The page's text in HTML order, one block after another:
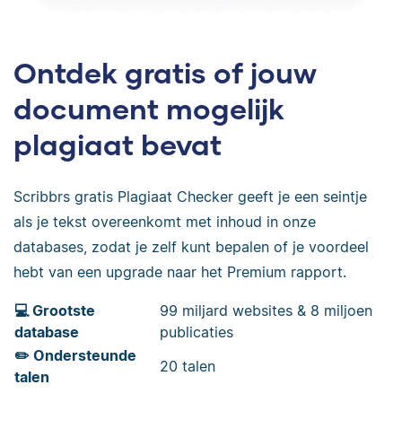
Ontdek gratis of jouw
document mogelijk
plagiaat bevat
Scribbrs gratis Plagiaat Checker geeft je een seintje
als je tekst overeenkomt met inhoud in onze
databases, zodat je zelf kunt bepalen of je voordeel
hebt van een upgrade naar het Premium rapport.
💻 Grootste
database
99 miljard websites & 8 miljoen
publicaties
✏️ Ondersteunde
talen
20 talen